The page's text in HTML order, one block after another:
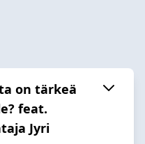
on tärkeä
feat.
Jyri